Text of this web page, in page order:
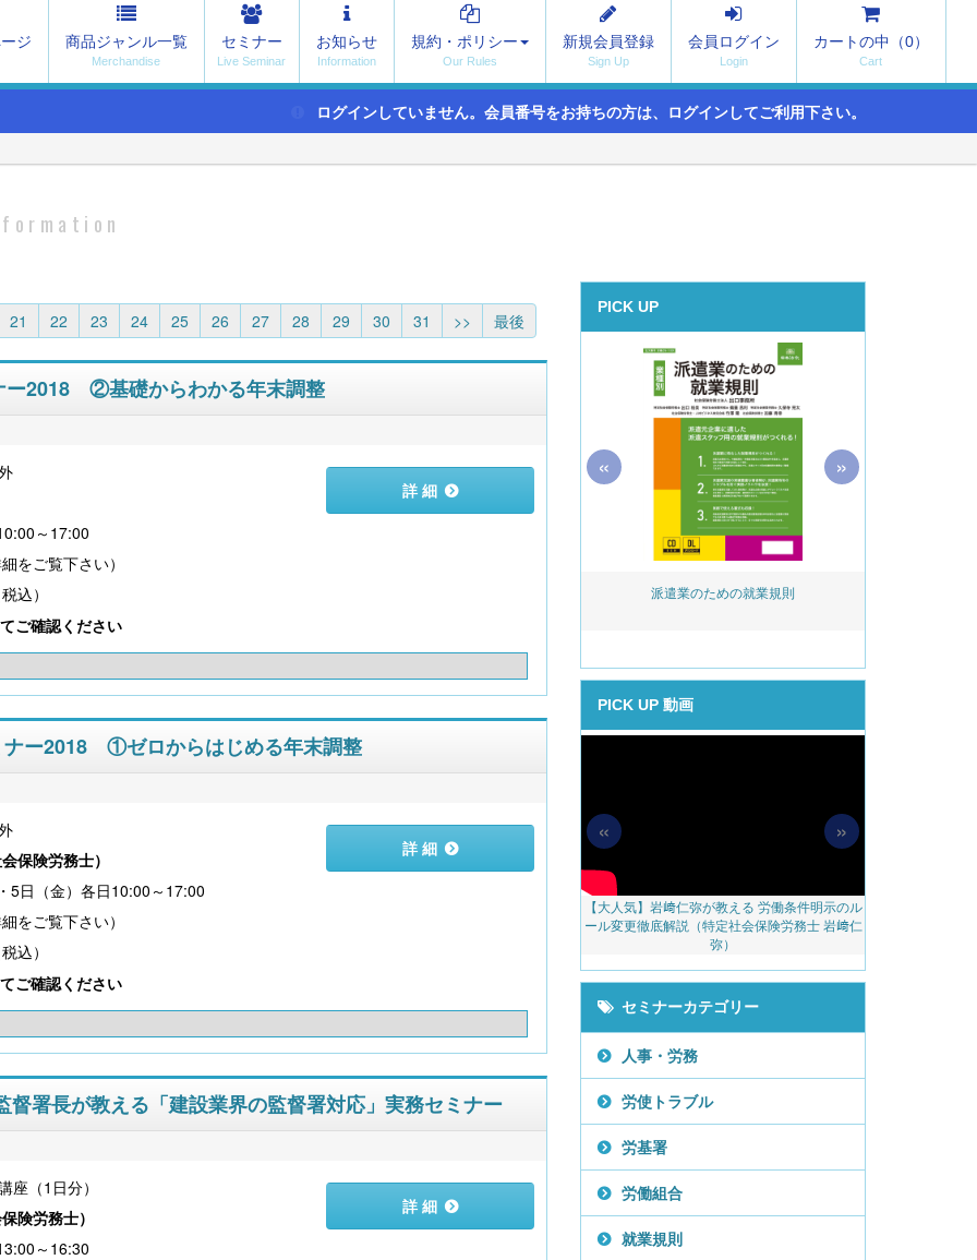
ジ 商品ジャンル一覧 セミナー お知らせ 規約・ポリシー 新規会員登録 会員ログイン カートの中（0）
ログインしていません。会員番号をお持ちの方は、ログインしてご利用下さい。
21 22 23 24 25 26 27 28 29 30 31 >> 最後
ー2018 ②基礎からわかる年末調整
～17:00
込）
ご確認ください
詳 細
ナー2018 ①ゼロからはじめる年末調整
保険労務士）
5日（金）各日10:00～17:00
込）
ご確認ください
詳 細
督署長が教える「建設業界の監督署対応」実務セミナー
座（1日分）
険労務士）
～16:30
詳 細
PICK UP
社会保険労務士のための 労務・安全衛生コ
派遣業のための就業規則
« »
PICK UP 動画
【大注目】令和６年度 介護事業所の処遇改善加
算・補助金の実務（介護人材コンサルタント
【大人気】岩﨑仁弥が教える 労働条件明示のル
ール変更徹底解説（特定社会保険労務士 岩﨑仁
弥）
« »
セミナーカテゴリー
人事・労務
労使トラブル
労基署
労働組合
就業規則